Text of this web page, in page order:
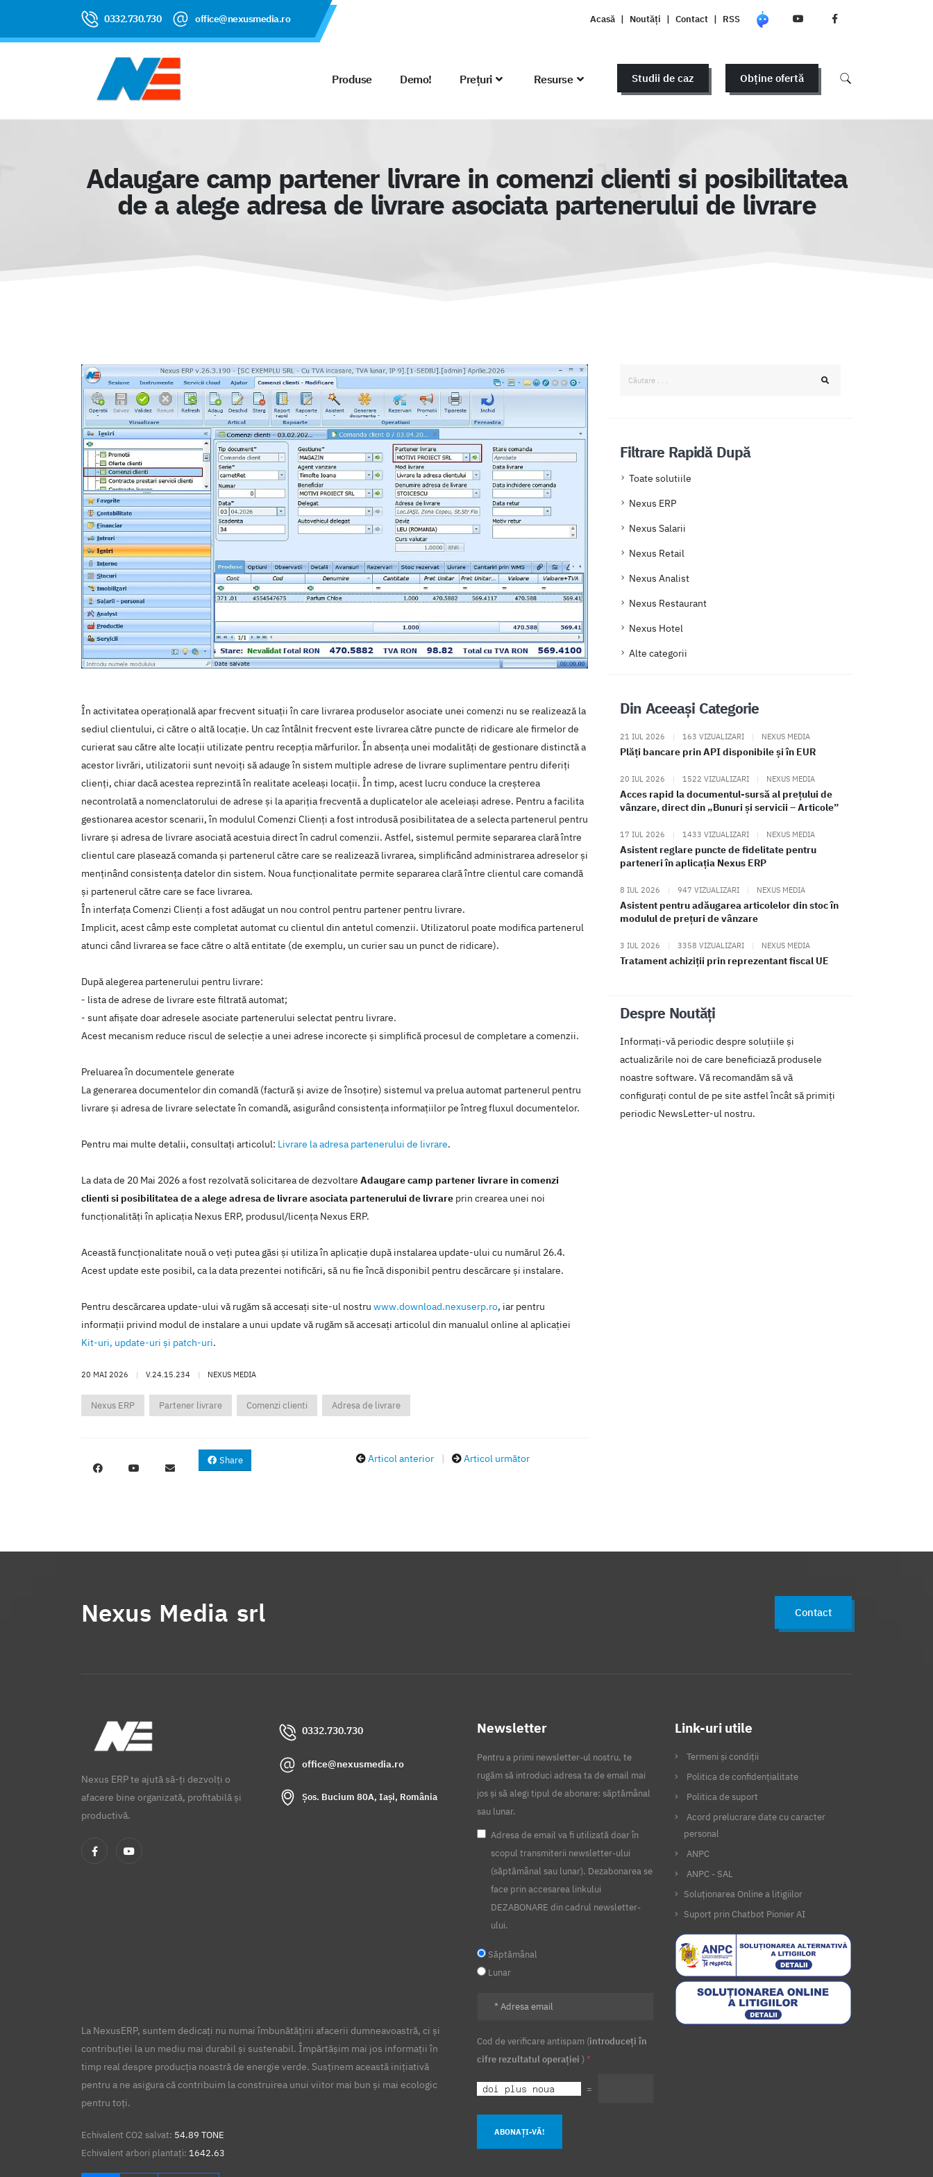
0332.730.730 office@nexusmedia.ro Acasă | Noutăți | Contact | RSS
Produse Demo! Prețuri Resurse Studii de caz Obține ofertă
Adaugare camp partener livrare in comenzi clienti si posibilitatea
de a alege adresa de livrare asociata partenerului de livrare
În activitatea operațională apar frecvent situații în care livrarea produselor asociate unei comenzi nu se realizează la
sediul clientului, ci către o altă locație. Un caz întâlnit frecvent este livrarea către puncte de ridicare ale firmelor de
curierat sau către alte locații utilizate pentru recepția mărfurilor. În absența unei modalități de gestionare distinctă a
acestor livrări, utilizatorii sunt nevoiți să adauge în sistem multiple adrese de livrare suplimentare pentru diferiți
clienți, chiar dacă acestea reprezintă în realitate aceleași locații. În timp, acest lucru conduce la creșterea
necontrolată a nomenclatorului de adrese și la apariția frecventă a duplicatelor ale aceleiași adrese. Pentru a facilita
gestionarea acestor scenarii, în modulul Comenzi Clienți a fost introdusă posibilitatea de a selecta partenerul pentru
livrare și adresa de livrare asociată acestuia direct în cadrul comenzii. Astfel, sistemul permite separarea clară între
clientul care plasează comanda și partenerul către care se realizează livrarea, simplificând administrarea adreselor și
menținând consistența datelor din sistem. Noua funcționalitate permite separarea clară între clientul care comandă
și partenerul către care se face livrarea.
În interfața Comenzi Clienți a fost adăugat un nou control pentru partener pentru livrare.
Implicit, acest câmp este completat automat cu clientul din antetul comenzii. Utilizatorul poate modifica partenerul
atunci când livrarea se face către o altă entitate (de exemplu, un curier sau un punct de ridicare).
După alegerea partenerului pentru livrare:
- lista de adrese de livrare este filtrată automat;
- sunt afișate doar adresele asociate partenerului selectat pentru livrare.
Acest mecanism reduce riscul de selecție a unei adrese incorecte și simplifică procesul de completare a comenzii.
Preluarea în documentele generate
La generarea documentelor din comandă (factură și avize de însoțire) sistemul va prelua automat partenerul pentru
livrare și adresa de livrare selectate în comandă, asigurând consistența informațiilor pe întreg fluxul documentelor.
Pentru mai multe detalii, consultaţi articolul: Livrare la adresa partenerului de livrare.
La data de 20 Mai 2026 a fost rezolvată solicitarea de dezvoltare Adaugare camp partener livrare in comenzi
clienti si posibilitatea de a alege adresa de livrare asociata partenerului de livrare prin crearea unei noi
funcţionalităţi în aplicaţia Nexus ERP, produsul/licenţa Nexus ERP.
Această funcţionalitate nouă o veţi putea găsi şi utiliza în aplicaţie după instalarea update-ului cu numărul 26.4.
Acest update este posibil, ca la data prezentei notificări, să nu fie încă disponibil pentru descărcare şi instalare.
Pentru descărcarea update-ului vă rugăm să accesaţi site-ul nostru www.download.nexuserp.ro, iar pentru
informaţii privind modul de instalare a unui update vă rugăm să accesaţi articolul din manualul online al aplicaţiei
Kit-uri, update-uri şi patch-uri.
20 MAI 2026 | V.24.15.234 | NEXUS MEDIA
Nexus ERP Partener livrare Comenzi clienti Adresa de livrare
Share Articol anterior | Articol următor
Filtrare Rapidă După
Toate solutiile
Nexus ERP
Nexus Salarii
Nexus Retail
Nexus Analist
Nexus Restaurant
Nexus Hotel
Alte categorii
Din Aceeași Categorie
21 IUL 2026 | 163 VIZUALIZARI | NEXUS MEDIA
Plăți bancare prin API disponibile și în EUR
20 IUL 2026 | 1522 VIZUALIZARI | NEXUS MEDIA
Acces rapid la documentul-sursă al prețului de
vânzare, direct din „Bunuri și servicii – Articole”
17 IUL 2026 | 1433 VIZUALIZARI | NEXUS MEDIA
Asistent reglare puncte de fidelitate pentru
parteneri în aplicația Nexus ERP
8 IUL 2026 | 947 VIZUALIZARI | NEXUS MEDIA
Asistent pentru adăugarea articolelor din stoc în
modulul de prețuri de vânzare
3 IUL 2026 | 3358 VIZUALIZARI | NEXUS MEDIA
Tratament achiziții prin reprezentant fiscal UE
Despre Noutăți
Informați-vă periodic despre soluțiile și
actualizările noi de care beneficiază produsele
noastre software. Vă recomandăm să vă
configurați contul de pe site astfel încât să primiți
periodic NewsLetter-ul nostru.
Nexus Media srl Contact
Nexus ERP te ajută să-ți dezvolți o
afacere bine organizată, profitabilă și
productivă.
0332.730.730
office@nexusmedia.ro
Șos. Bucium 80A, Iași, România
Newsletter
Pentru a primi newsletter-ul nostru, te
rugăm să introduci adresa ta de email mai
jos și să alegi tipul de abonare: săptămânal
sau lunar.
Adresa de email va fi utilizată doar în
scopul transmiterii newsletter-ului
(săptămânal sau lunar). Dezabonarea se
face prin accesarea linkului
DEZABONARE din cadrul newsletter-
ului.
Săptămânal
Lunar
Cod de verificare antispam (introduceți în
cifre rezultatul operației ) *
=
ABONAȚI-VĂ!
Link-uri utile
Termeni și condiții
Politica de confidențialitate
Politica de suport
Acord prelucrare date cu caracter
personal
ANPC
ANPC - SAL
Soluționarea Online a litigiilor
Suport prin Chatbot Pionier AI
La NexusERP, suntem dedicați nu numai îmbunătățirii afacerii dumneavoastră, ci și
contribuției la un mediu mai durabil și sustenabil. Împărtășim mai jos informații în
timp real despre producția noastră de energie verde. Susținem această inițiativă
pentru a ne asigura că contribuim la construirea unui viitor mai bun și mai ecologic
pentru toți.
Echivalent CO2 salvat: 54.89 TONE
Echivalent arbori plantați: 1642.63